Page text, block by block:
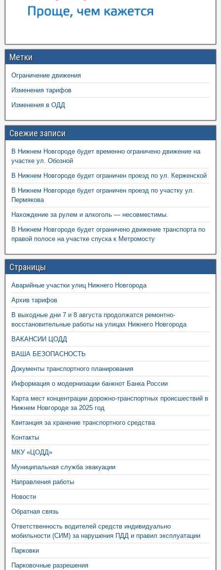
Метки
Ограничение движения
Изменения тарифов
Изменения в ОДД
Свежие записи
В Нижнем Новгороде будет временно ограничено движение на
участке ул. Обозной
В Нижнем Новгороде будет ограничен проезд по ул. Керженской
В Нижнем Новгороде будет ограничен проезд по участку ул.
Пермякова
Нахождение за рулем и алкоголь — несовместимы.
В Нижнем Новгороде будет ограничено движение транспорта по
правой полосе на участке спуска к Метромосту
Страницы
Аварийные участки улиц Нижнего Новгорода
Архив тарифов
В выходные дни 7 и 8 августа продолжатся ремонтно-
восстановительные работы на улицах Нижнего Новгорода
ВАКАНСИИ ЦОДД
ВАША БЕЗОПАСНОСТЬ
Документы транспортного планирования
Информация о модернизации банкнот Банка России
Карта мест концентрации дорожно-транспортных происшествий в
Нижнем Новгороде за 2025 год
Квитанция за хранение транспортного средства
Контакты
МКУ «ЦОДД»
Муниципальная служба эвакуации
Направления работы
Новости
Обратная связь
Ответственность водителей средств индивидуально
мобильности (СИМ) за нарушения ПДД и правил эксплуатации
Парковки
Парковочные разрешения